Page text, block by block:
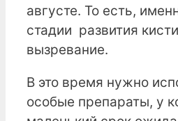
августе. То есть,
стадии развития
вызревание.
В это время нужно
особые препараты, у